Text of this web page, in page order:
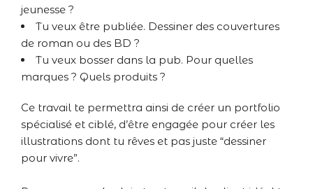
jeunesse ?
Tu veux être publiée. Dessiner des couvertures
de roman ou des BD ?
Tu veux bosser dans la pub. Pour quelles
marques ? Quels produits ?
Ce travail te permettra ainsi de créer un portfolio
spécialisé et ciblé, d’être engagée pour créer les
illustrations dont tu rêves et pas juste “dessiner
pour vivre”.